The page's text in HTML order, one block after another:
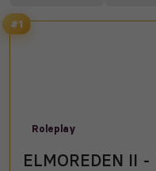
#1
Roleplay
ELMOREDEN II -